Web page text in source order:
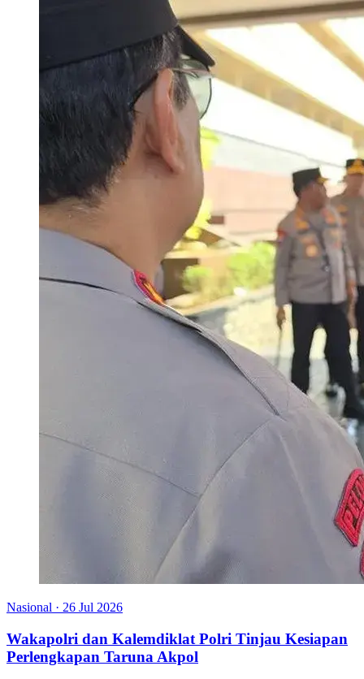
Nasional · 26 Jul 2026
Wakapolri dan Kalemdiklat Polri Tinjau Kesiapan
Perlengkapan Taruna Akpol